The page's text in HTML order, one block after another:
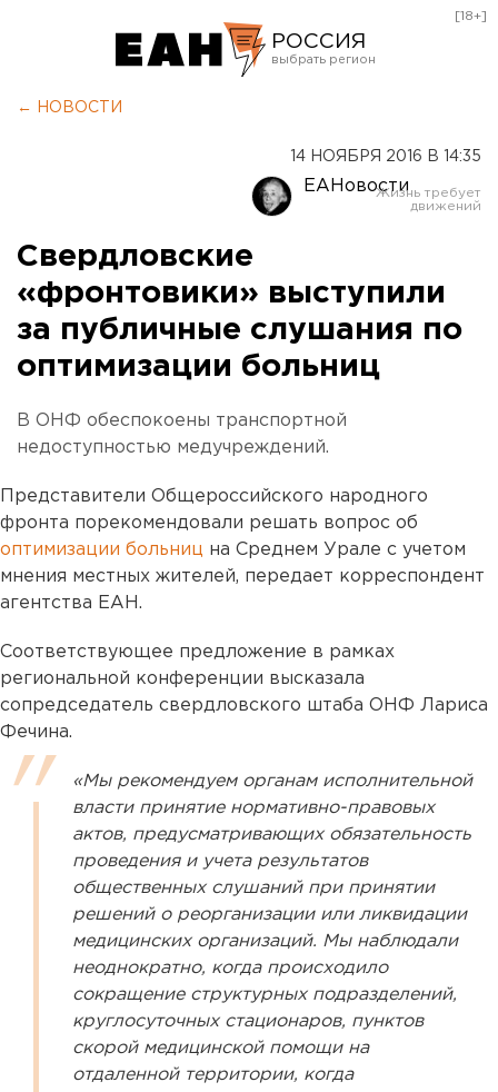
РОССИЯ
Оренбург
[18+]
← НОВОСТИ
14 НОЯБРЯ 2016 В 14:35
ЕАНовости
Свердловские
«фронтовики» выступили
за публичные слушания по
оптимизации больниц
В ОНФ обеспокоены транспортной
недоступностью медучреждений.
Представители Общероссийского народного
фронта порекомендовали решать вопрос об
оптимизации больниц на Среднем Урале с учетом
мнения местных жителей, передает корреспондент
агентства ЕАН.
Соответствующее предложение в рамках
региональной конференции высказала
сопредседатель свердловского штаба ОНФ Лариса
Фечина.
«Мы рекомендуем органам исполнительной
власти принятие нормативно-правовых
актов, предусматривающих обязательность
проведения и учета результатов
общественных слушаний при принятии
решений о реорганизации или ликвидации
медицинских организаций. Мы наблюдали
неоднократно, когда происходило
сокращение структурных подразделений,
круглосуточных стационаров, пунктов
скорой медицинской помощи на
отдаленной территории, когда